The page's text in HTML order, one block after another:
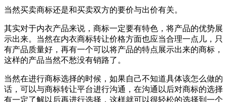
当然买卖商标还是和买卖双方的要价与出价有关。
其实对于内衣产品来说，商标一定要有特色，将产品的优势展
示出来。当然在内衣商标转让价格方面也应当合理一点儿，只
有产品质量好，再有一个可以将产品的特点展示出来的商标，
这样的产品当然不愁没有销路了。
当然在进行商标选择的时候，如果自己不知道具体该怎么做的
话，可以与商标转让平台进行沟通，在沟通以后对商标的选择
有一定了解以后再进行选择，这样就可以很轻松的选择到一个